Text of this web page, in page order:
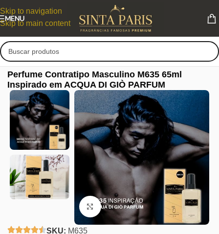
Skip to navigation
Skip to main content
MENU
Perfume Contratipo Masculino M635 65ml
Inspirado em ACQUA DI GIÒ PARFUM
Clique para ampliar
SKU: M635